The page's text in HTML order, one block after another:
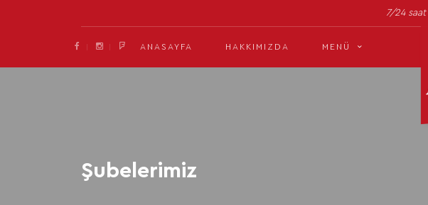
7/24 saat
ANASAYFA HAKKIMIZDA MENÜ
Şubelerimiz